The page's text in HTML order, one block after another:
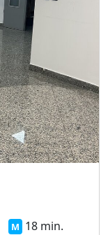
M 18 min.